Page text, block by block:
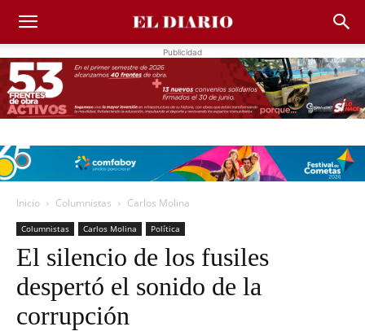
Publicidad
Inicio Columnistas Carlos Molina
Columnistas Carlos Molina Política
El silencio de los fusiles
despertó el sonido de la
corrupción